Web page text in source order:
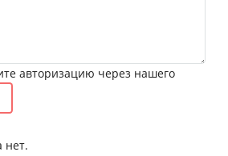
авторизацию через нашего
нет.